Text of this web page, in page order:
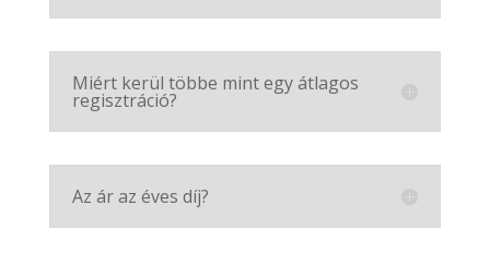
Miért kerül többe mint egy átlagos
regisztráció?
Az ár az éves díj?